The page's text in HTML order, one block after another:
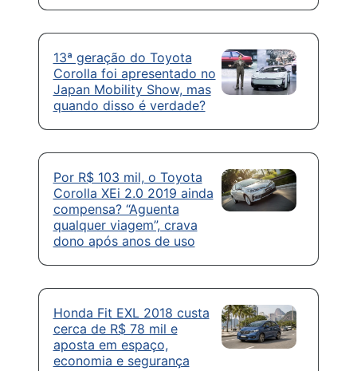
13ª geração do Toyota
Corolla foi apresentado no
Japan Mobility Show, mas
quando disso é verdade?
Por R$ 103 mil, o Toyota
Corolla XEi 2.0 2019 ainda
compensa? “Aguenta
qualquer viagem”, crava
dono após anos de uso
Honda Fit EXL 2018 custa
cerca de R$ 78 mil e
aposta em espaço,
economia e segurança